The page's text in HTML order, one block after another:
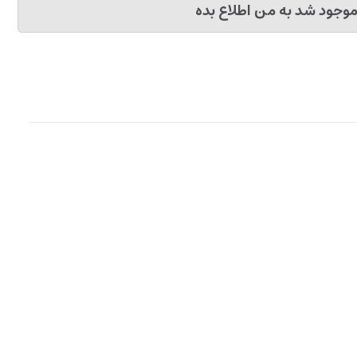
موجود شد به من اطلاع بده